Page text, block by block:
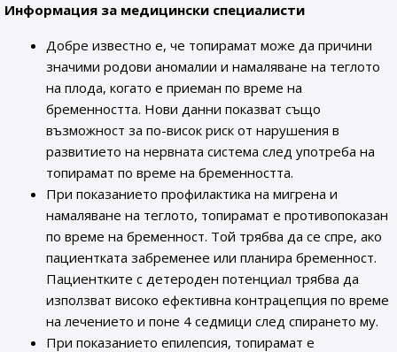
Информация за медицински специалисти
Добре известно е, че топирамат може да причини
значими родови аномалии и намаляване на теглото
на плода, когато е приеман по време на
бременността. Нови данни показват също
възможност за по-висок риск от нарушения в
развитието на нервната система след употреба на
топирамат по време на бременността.
При показанието профилактика на мигрена и
намаляване на теглото, топирамат е противопоказан
по време на бременност. Той трябва да се спре, ако
пациентката забременее или планира бременност.
Пациентките с детероден потенциал трябва да
използват високо ефективна контрацепция по време
на лечението и поне 4 седмици след спирането му.
При показанието епилепсия, топирамат е